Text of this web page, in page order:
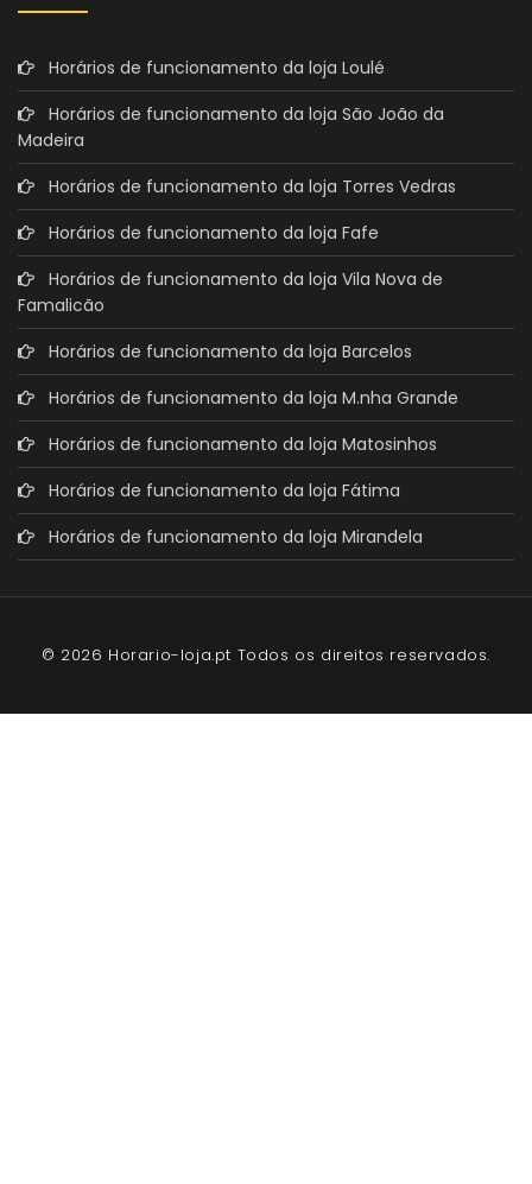
Horários de funcionamento da loja Loulé
Horários de funcionamento da loja São João da
Madeira
Horários de funcionamento da loja Torres Vedras
Horários de funcionamento da loja Fafe
Horários de funcionamento da loja Vila Nova de
Famalicão
Horários de funcionamento da loja Barcelos
Horários de funcionamento da loja M.nha Grande
Horários de funcionamento da loja Matosinhos
Horários de funcionamento da loja Fátima
Horários de funcionamento da loja Mirandela
© 2026 Horario-loja.pt Todos os direitos reservados.